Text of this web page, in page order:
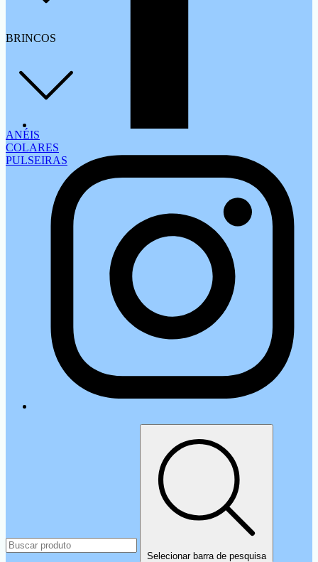
BRINCOS
ANÉIS
COLARES
PULSEIRAS
Selecionar barra de pesquisa